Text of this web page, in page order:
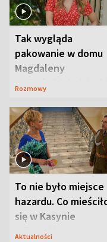
Tak wygląda
pakowanie w domu
Magdaleny
Waligórskiej-
Rozmowy
To nie było miejsce
hazardu. Co
się w Kasynie
Oficerskim?
Aktualności